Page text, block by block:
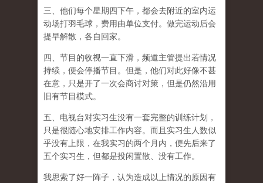
三、他们每个星期四下午，都会去附近的室内运
动场打羽毛球，费用由单位支付。做完运动后会
提早解散，各自回家。
四、节目的收视一直下滑，频道主管提出若情况
持续，便会停播节目。但是，他们对此好像不甚
在意，只是开了一次会商讨对策，但是仍然沿用
旧有节目模式。
五、电视台对实习生没有一套完整的训练计划，
只是很随心地安排工作内容。而且实习生人数似
乎没有上限，在我实习的两个月内，便先后来了
五个实习生，但都是投闲置散、没有工作。
我思索了好一阵子，认为造成以上情况的原因有